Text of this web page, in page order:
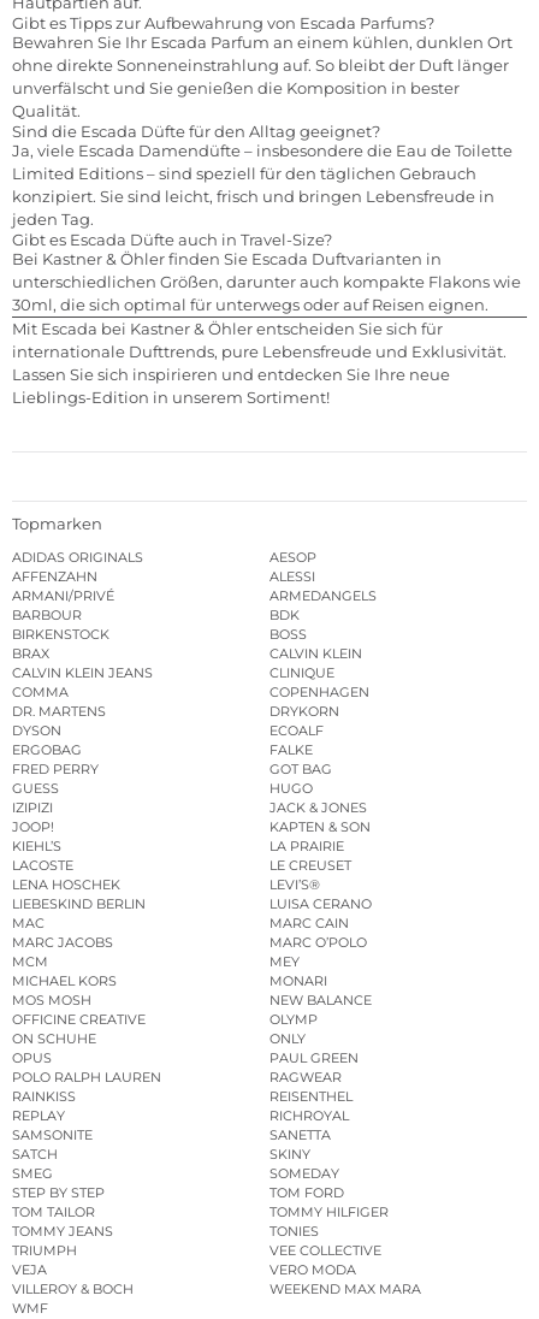
Gibt es Tipps zur Aufbewahrung von Escada Parfums?
Bewahren Sie Ihr Escada Parfum an einem kühlen, dunklen Ort
ohne direkte Sonneneinstrahlung auf. So bleibt der Duft länger
unverfälscht und Sie genießen die Komposition in bester
Qualität.
Sind die Escada Düfte für den Alltag geeignet?
Ja, viele Escada Damendüfte – insbesondere die Eau de Toilette
Limited Editions – sind speziell für den täglichen Gebrauch
konzipiert. Sie sind leicht, frisch und bringen Lebensfreude in
jeden Tag.
Gibt es Escada Düfte auch in Travel-Size?
Bei Kastner & Öhler finden Sie Escada Duftvarianten in
unterschiedlichen Größen, darunter auch kompakte Flakons wie
30ml, die sich optimal für unterwegs oder auf Reisen eignen.
Mit Escada bei Kastner & Öhler entscheiden Sie sich für
internationale Dufttrends, pure Lebensfreude und Exklusivität.
Lassen Sie sich inspirieren und entdecken Sie Ihre neue
Lieblings-Edition in unserem Sortiment!
Topmarken
ADIDAS ORIGINALS
AESOP
AFFENZAHN
ALESSI
ARMANI/PRIVÉ
ARMEDANGELS
BARBOUR
BDK
BIRKENSTOCK
BOSS
BRAX
CALVIN KLEIN
CALVIN KLEIN JEANS
CLINIQUE
COMMA
COPENHAGEN
DR. MARTENS
DRYKORN
DYSON
ECOALF
ERGOBAG
FALKE
FRED PERRY
GOT BAG
GUESS
HUGO
IZIPIZI
JACK & JONES
JOOP!
KAPTEN & SON
KIEHL’S
LA PRAIRIE
LACOSTE
LE CREUSET
LENA HOSCHEK
LEVI’S®
LIEBESKIND BERLIN
LUISA CERANO
MAC
MARC CAIN
MARC JACOBS
MARC O’POLO
MCM
MEY
MICHAEL KORS
MONARI
MOS MOSH
NEW BALANCE
OFFICINE CREATIVE
OLYMP
ON SCHUHE
ONLY
OPUS
PAUL GREEN
POLO RALPH LAUREN
RAGWEAR
RAINKISS
REISENTHEL
REPLAY
RICHROYAL
SAMSONITE
SANETTA
SATCH
SKINY
SMEG
SOMEDAY
STEP BY STEP
TOM FORD
TOM TAILOR
TOMMY HILFIGER
TOMMY JEANS
TONIES
TRIUMPH
VEE COLLECTIVE
VEJA
VERO MODA
VILLEROY & BOCH
WEEKEND MAX MARA
WMF